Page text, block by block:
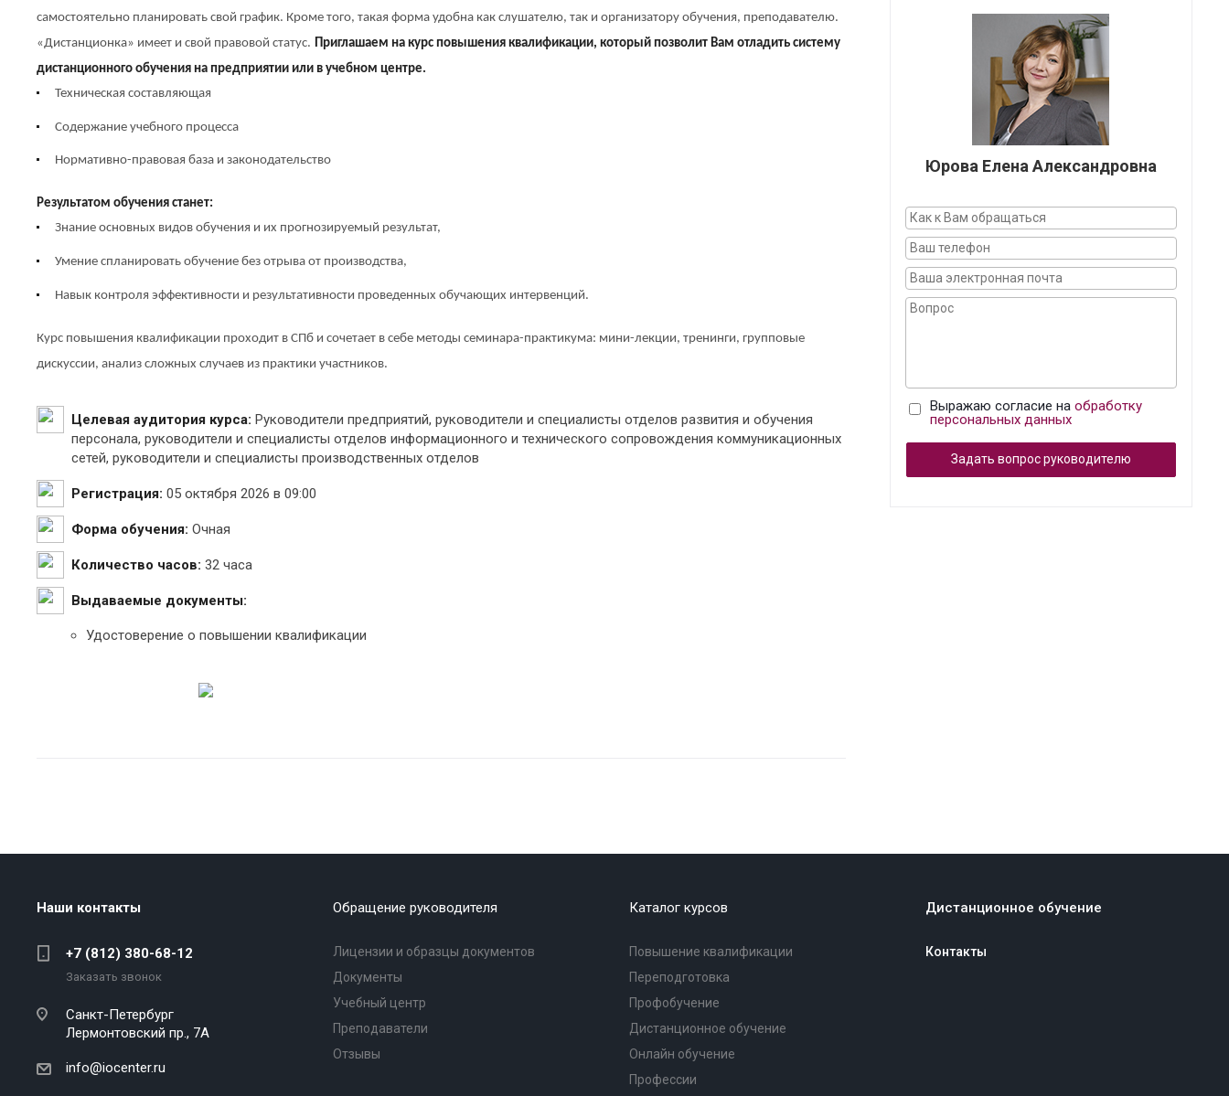
самостоятельно планировать свой график. Кроме того, такая форма удобна как слушателю, так и организатору обучения, преподавателю.
«Дистанционка» имеет и свой правовой статус. Приглашаем на курс повышения квалификации, который позволит Вам отладить систему
дистанционного обучения на предприятии или в учебном центре.
Техническая составляющая
Содержание учебного процесса
Нормативно-правовая база и законодательство
Результатом обучения станет:
Знание основных видов обучения и их прогнозируемый результат,
Умение спланировать обучение без отрыва от производства,
Навык контроля эффективности и результативности проведенных обучающих интервенций.
Курс повышения квалификации проходит в СПб и сочетает в себе методы семинара-практикума: мини-лекции, тренинги, групповые
дискуссии, анализ сложных случаев из практики участников.
Целевая аудитория курса: Руководители предприятий, руководители и специалисты отделов развития и обучения
персонала, руководители и специалисты отделов информационного и технического сопровождения коммуникационных
сетей, руководители и специалисты производственных отделов
Регистрация: 05 октября 2026 в 09:00
Форма обучения: Очная
Количество часов: 32 часа
Выдаваемые документы:
Удостоверение о повышении квалификации
Юрова Елена Александровна
Выражаю согласие на обработку
персональных данных
Задать вопрос руководителю
Наши контакты
+7 (812) 380-68-12
Заказать звонок
Санкт-Петербург
Лермонтовский пр., 7А
info@iocenter.ru
Обращение руководителя
Лицензии и образцы документов
Документы
Учебный центр
Преподаватели
Отзывы
Каталог курсов
Повышение квалификации
Переподготовка
Профобучение
Дистанционное обучение
Онлайн обучение
Профессии
Дистанционное обучение
Контакты